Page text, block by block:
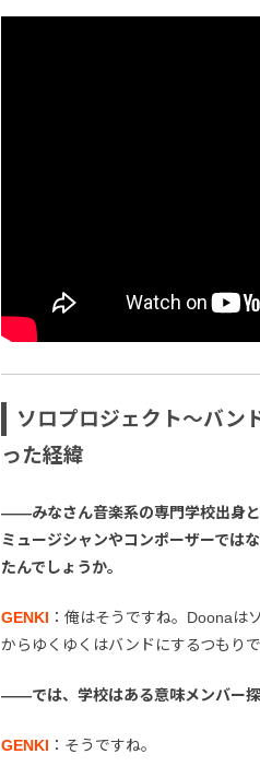
ソロプロジェクト〜バン
った経緯
――みなさん音楽系の専門学校出身
ミュージシャンやコンポーザーでは
たんでしょうか。
GENKI ：俺はそうですね。Doonaは
からゆくゆくはバンドにするつもりで
――では、学校はある意味メンバー
GENKI ：そうですね。